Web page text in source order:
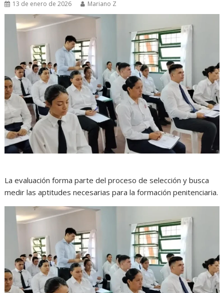
13 de enero de 2026 Mariano Z
La evaluación forma parte del proceso de selección y busca
medir las aptitudes necesarias para la formación penitenciaria.